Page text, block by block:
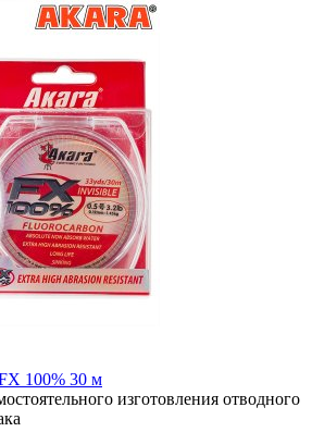
100% 30 м
изготовления отводного